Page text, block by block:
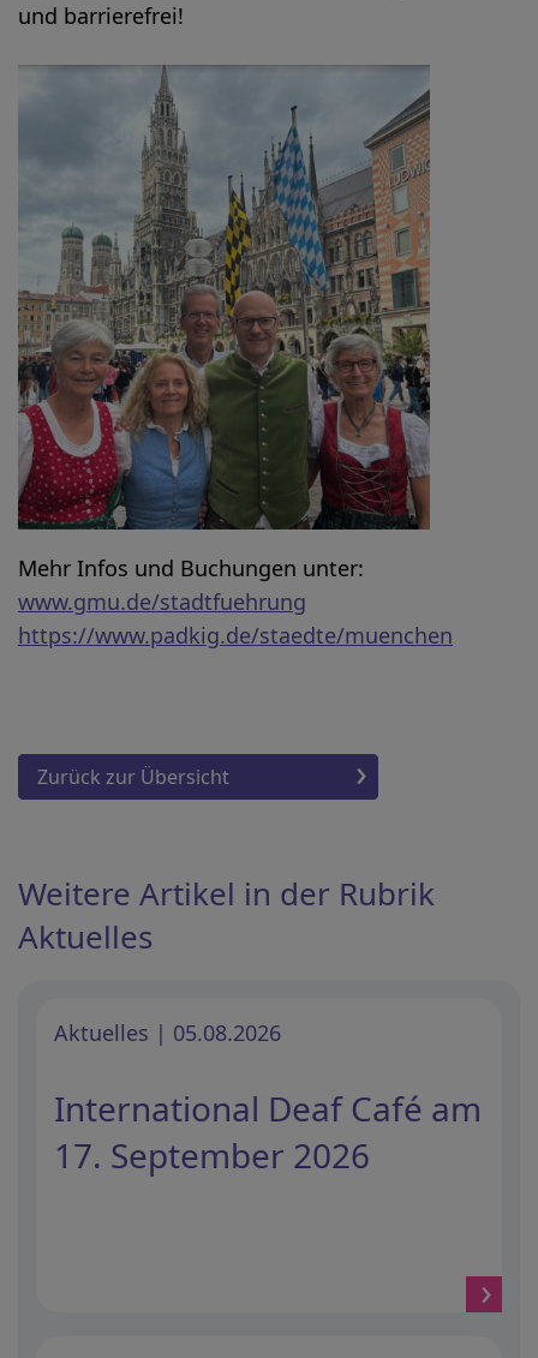
und barrierefrei!
Mehr Infos und Buchungen unter:
www.gmu.de/stadtfuehrung
https://www.padkig.de/staedte/muenchen
Zurück zur Übersicht
Weitere Artikel in der Rubrik
Aktuelles
Aktuelles | 05.08.2026
International Deaf Café am
17. September 2026